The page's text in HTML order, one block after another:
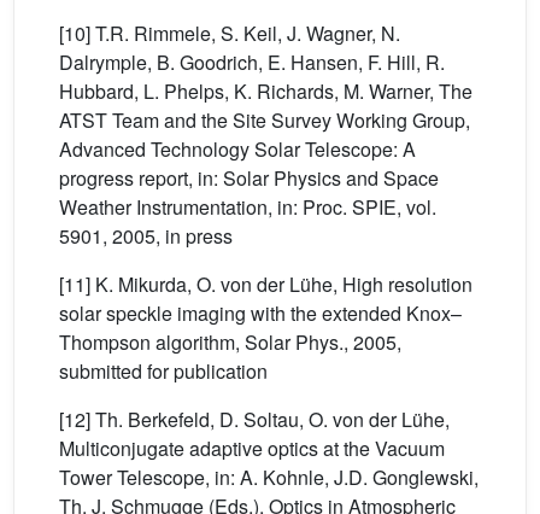
[10] T.R. Rimmele, S. Keil, J. Wagner, N.
Dalrymple, B. Goodrich, E. Hansen, F. Hill, R.
Hubbard, L. Phelps, K. Richards, M. Warner, The
ATST Team and the Site Survey Working Group,
Advanced Technology Solar Telescope: A
progress report, in: Solar Physics and Space
Weather Instrumentation, in: Proc. SPIE, vol.
5901, 2005, in press
[11] K. Mikurda, O. von der Lühe, High resolution
solar speckle imaging with the extended Knox–
Thompson algorithm, Solar Phys., 2005,
submitted for publication
[12] Th. Berkefeld, D. Soltau, O. von der Lühe,
Multiconjugate adaptive optics at the Vacuum
Tower Telescope, in: A. Kohnle, J.D. Gonglewski,
Th. J. Schmugge (Eds.), Optics in Atmospheric